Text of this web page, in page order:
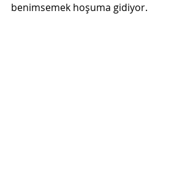
benimsemek hoşuma gidiyor.